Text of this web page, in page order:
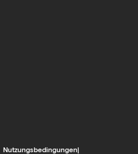
Nutzungsbedingungen